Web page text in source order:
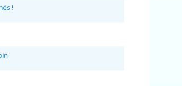
!